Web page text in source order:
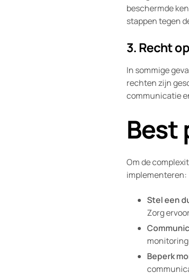
beschermde
stappen tegen
3. Recht
In sommige
rechten zijn
communicatie
Best
Om de
implementeren:
Stel een
Zorg
Beperk